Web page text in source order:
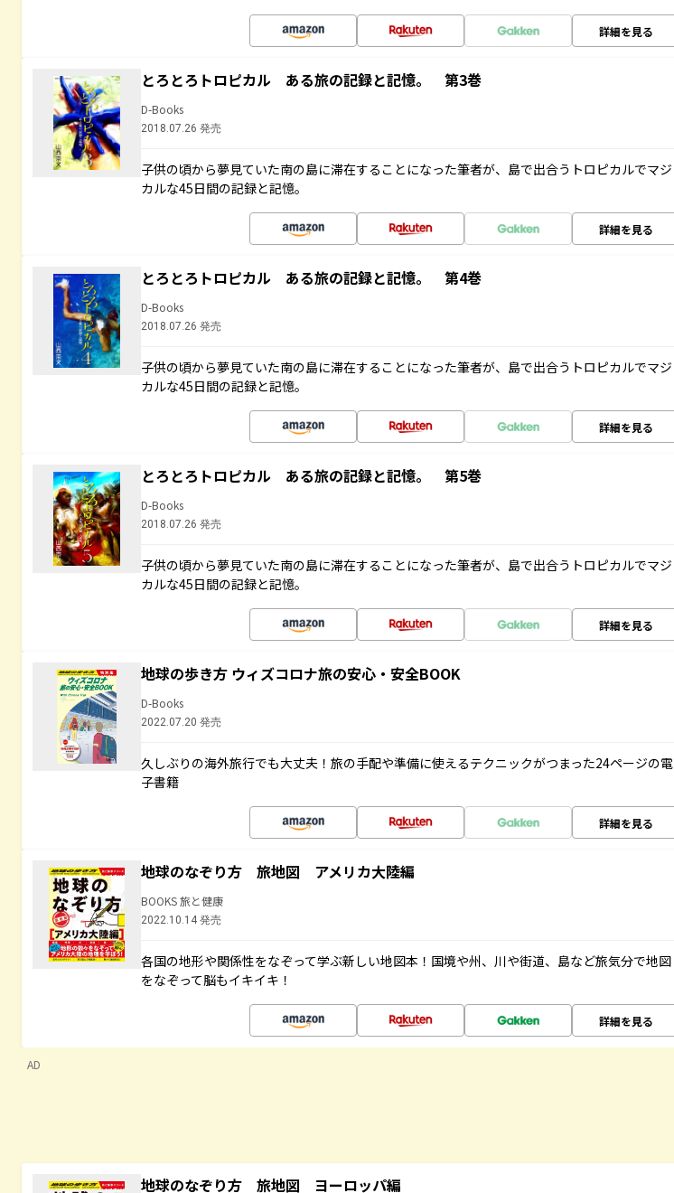
詳細を見る
とろとろトロピカル ある旅の記録と記憶。 第3巻
D-Books
2018.07.26 発売
子供の頃から夢見ていた南の島に滞在することになった筆者が、島で出合うトロピカルでマジ
カルな45日間の記録と記憶。
詳細を見る
とろとろトロピカル ある旅の記録と記憶。 第4巻
D-Books
2018.07.26 発売
子供の頃から夢見ていた南の島に滞在することになった筆者が、島で出合うトロピカルでマジ
カルな45日間の記録と記憶。
詳細を見る
とろとろトロピカル ある旅の記録と記憶。 第5巻
D-Books
2018.07.26 発売
子供の頃から夢見ていた南の島に滞在することになった筆者が、島で出合うトロピカルでマジ
カルな45日間の記録と記憶。
詳細を見る
地球の歩き方 ウィズコロナ旅の安心・安全BOOK
D-Books
2022.07.20 発売
久しぶりの海外旅行でも大丈夫！旅の手配や準備に使えるテクニックがつまった24ページの電
子書籍
詳細を見る
地球のなぞり方 旅地図 アメリカ大陸編
BOOKS 旅と健康
2022.10.14 発売
各国の地形や関係性をなぞって学ぶ新しい地図本！国境や州、川や街道、島など旅気分で地図
をなぞって脳もイキイキ！
詳細を見る
AD
地球のなぞり方 旅地図 ヨーロッパ編